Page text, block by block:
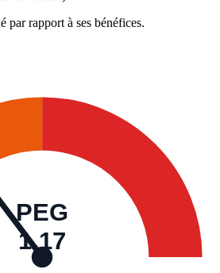
par rapport à ses bénéfices.
PEG
1,17